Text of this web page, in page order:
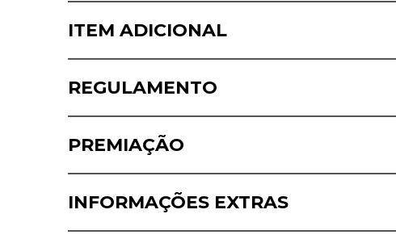
ITEM ADICIONAL
REGULAMENTO
PREMIAÇÃO
INFORMAÇÕES EXTRAS